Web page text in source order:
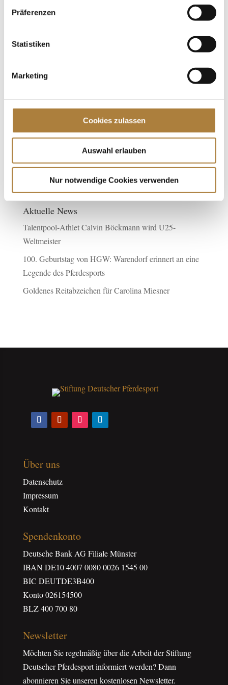
Präferenzen
Statistiken
Marketing
Cookies zulassen
Auswahl erlauben
Nur notwendige Cookies verwenden
Rotationsstürze zu verhindern“, erklärt Nothofer. „In den
letzten Jahren hat sich hier viel getan. Es gibt eine ganze
Reihe von Tüftlern im Bereich Vielseitigkeit, die sich die
Weiterentwicklung der Hindernisse zur
Weitere News
Spenden
Jede Spende zählt!
Aktuelle News
Talentpool-Athlet Calvin Böckmann wird U25-
Weltmeister
100. Geburtstag von HGW: Warendorf erinnert an eine
Legende des Pferdesports
Goldenes Reitabzeichen für Carolina Miesner
Über uns
Datenschutz
Impressum
Kontakt
Spendenkonto
Deutsche Bank AG Filiale Münster
IBAN DE10 4007 0080 0026 1545 00
BIC DEUTDE3B400
Konto 026154500
BLZ 400 700 80
Newsletter
Möchten Sie regelmäßig über die Arbeit der Stiftung
Deutscher Pferdesport informiert werden? Dann
abonnieren Sie unseren kostenlosen Newsletter.